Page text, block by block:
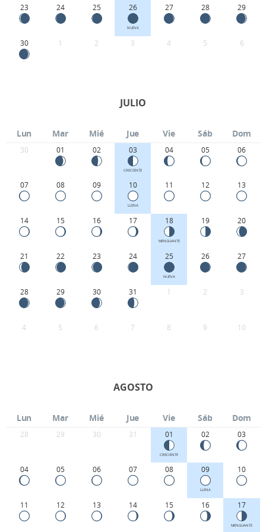
23 24 25 26
NUEVA
27 28 29
30 1 2 3 4 5 6
JULIO
Lun Mar Mié Jue Vie Sáb Dom
30 01 02 03
CRECIENTE
04 05 06
07 08 09 10
LLENA
11 12 13
14 15 16 17 18
MENGUANTE
19 20
21 22 23 24 25
NUEVA
26 27
28 29 30 31 1 2 3
4 5 6 7 8 9 10
AGOSTO
Lun Mar Mié Jue Vie Sáb Dom
28 29 30 31 01
CRECIENTE
02 03
04 05 06 07 08 09
LLENA
10
11 12 13 14 15 16 17
MENGUANTE